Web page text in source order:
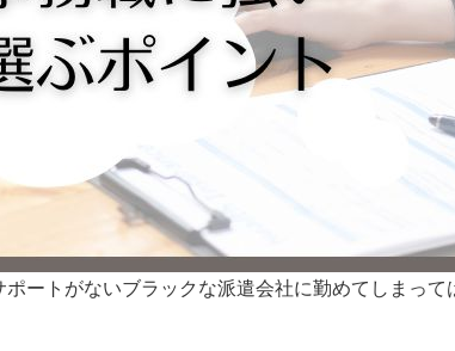
ートがないブラックな派遣会社に勤めてしまって